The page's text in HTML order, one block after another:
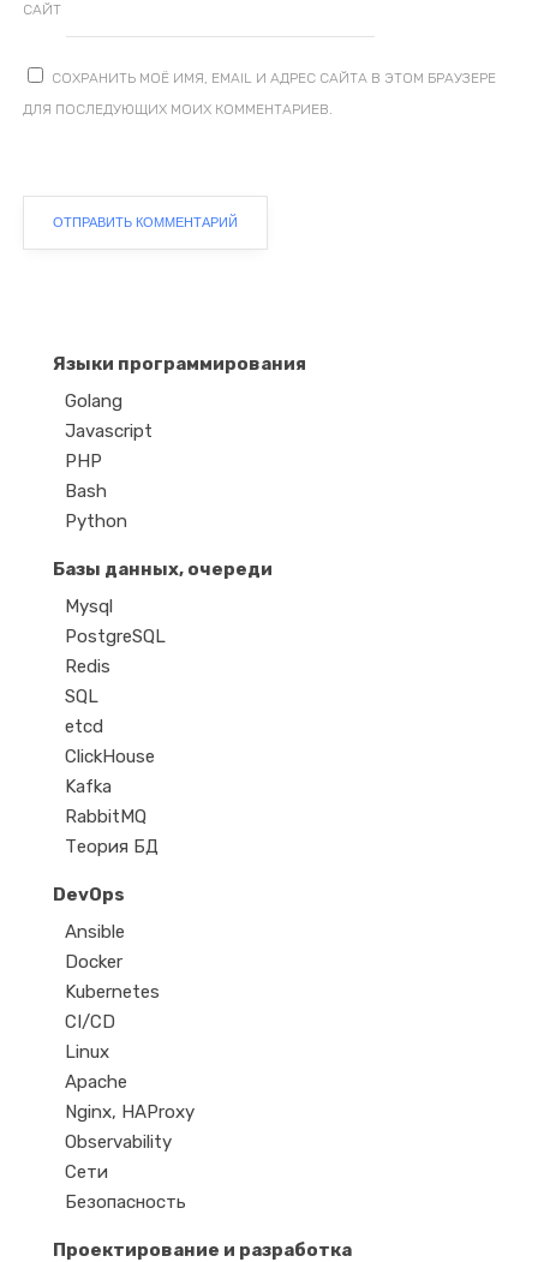
САЙТ
СОХРАНИТЬ МОЁ ИМЯ, EMAIL И АДРЕС САЙТА В ЭТОМ БРАУЗЕРЕ
ДЛЯ ПОСЛЕДУЮЩИХ МОИХ КОММЕНТАРИЕВ.
Языки программирования
Golang
Javascript
PHP
Bash
Python
Базы данных, очереди
Mysql
PostgreSQL
Redis
SQL
etcd
ClickHouse
Kafka
RabbitMQ
Теория БД
DevOps
Ansible
Docker
Kubernetes
CI/CD
Linux
Apache
Nginx, HAProxy
Observability
Сети
Безопасность
Проектирование и разработка